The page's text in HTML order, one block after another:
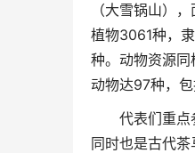
（大雪锅山）
植物3061种，
种。动物资源
动物达97种，
代表们重
同时也是古代